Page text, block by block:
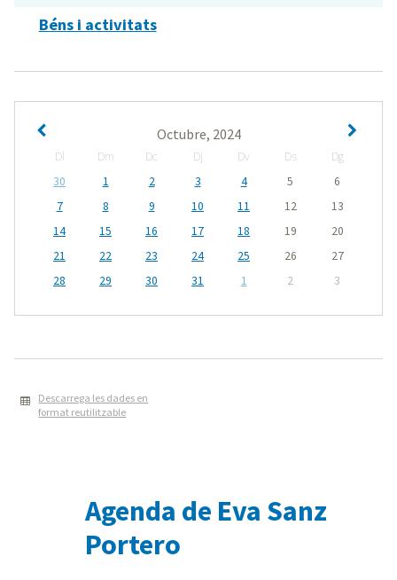
Béns i activitats
Octubre, 2024
Dl Dm Dc Dj Dv Ds
Dg
30
1 2 3 4 5
6
7
8 9 10 11 12
13
14
15 16 17 18 19
20
21
22 23 24 25 26
27
28
29 30 31 1 2 3
Descarrega les dades en
format reutilitzable
Agenda de Eva Sanz
Portero